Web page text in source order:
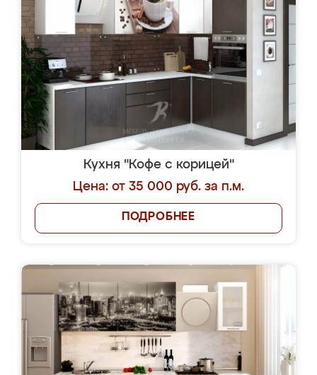
Кухня "Кофе с корицей"
Цена: от 35 000 руб. за п.м.
ПОДРОБНЕЕ